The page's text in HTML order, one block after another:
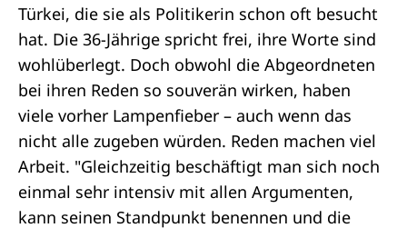
Türkei, die sie als Politikerin schon oft besucht
hat. Die 36-Jährige spricht frei, ihre Worte sind
wohlüberlegt. Doch obwohl die Abgeordneten
bei ihren Reden so souverän wirken, haben
viele vorher Lampenfieber – auch wenn das
nicht alle zugeben würden. Reden machen viel
Arbeit. "Gleichzeitig beschäftigt man sich noch
einmal sehr intensiv mit allen Argumenten,
kann seinen Standpunkt benennen und die